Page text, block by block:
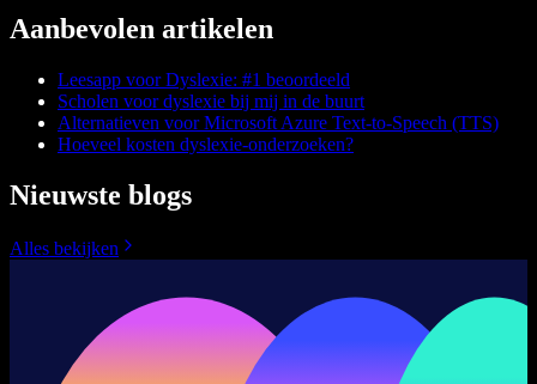
Aanbevolen artikelen
Leesapp voor Dyslexie: #1 beoordeeld
Scholen voor dyslexie bij mij in de buurt
Alternatieven voor Microsoft Azure Text-to-Speech (TTS)
Hoeveel kosten dyslexie-onderzoeken?
Nieuwste blogs
Alles bekijken